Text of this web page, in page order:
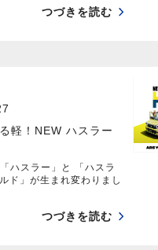
つづきを読む
軽！NEW ハスラー
ハスラー」と 「ハスラ
ド」が生まれ変わりまし
つづきを読む